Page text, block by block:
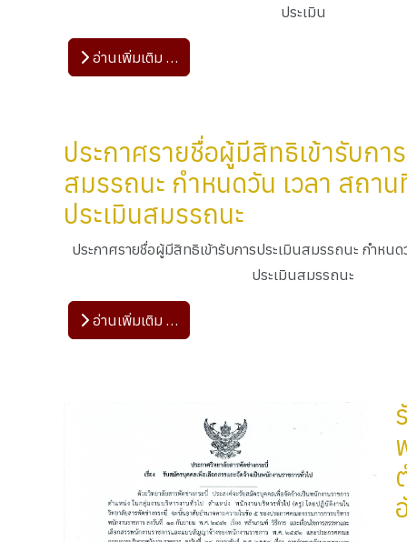
ประเมิน
อ่านเพิ่มเติม …
ประกาศรายชื่อผู้มีสิทธิเข้ารับกา
สมรรถนะ กำหนดวัน เวลา สถาน
ประเมินสมรรถนะ
ประกาศรายชื่อผู้มีสิทธิเข้ารับการประเมินสมรรถนะ กำหน
ประเมินสมรรถนะ
อ่านเพิ่มเติม …